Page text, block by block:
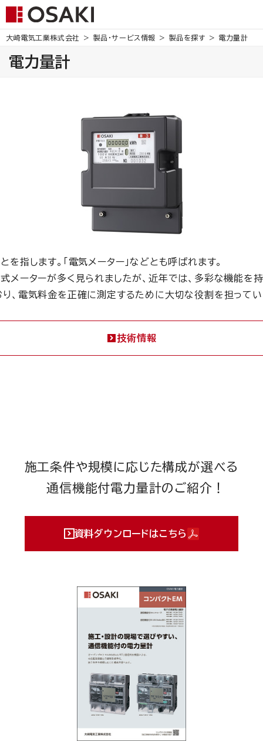
大崎電気工業株式会社 製品・サービス情報 製品を探す 電力量計
電力量計
指します。「電気メーター」などとも呼ばれます。
メーターが多く見られましたが、近年では、多彩な機能を
、電気料金を正確に測定するために大切な役割を担ってい
技術情報
施工条件や規模に応じた構成が選べる
通信機能付電力量計のご紹介！
資料ダウンロードはこちら